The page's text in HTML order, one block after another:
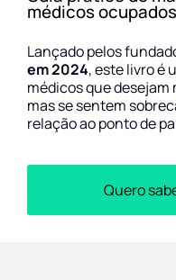
médicos ocupados
Lançado pelos
em 2024, este livro é
médicos que
mas se sentem
relação ao ponto de
Quero